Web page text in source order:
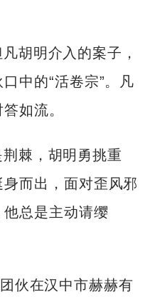
胡明介入的案子，
中的“活卷宗”。凡
如流。
棘，胡明勇挑重
而出，面对歪风邪
总是主动请缨
伙在汉中市赫赫有